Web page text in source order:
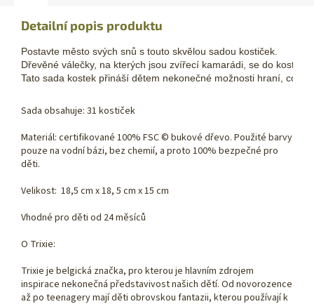
Detailní popis produktu
Postavte město svých snů s touto skvělou sadou kostiček.
Dřevěné válečky, na kterých jsou zvířecí kamarádi, se do kostek
Tato sada kostek přináší dětem nekonečné možnosti hraní, což
Sada obsahuje: 31 kostiček
Materiál: certifikované 100% FSC © bukové dřevo. Použité barvy
pouze na vodní bázi, bez chemií, a proto 100% bezpečné pro
děti.
Velikost: 18,5 cm x 18, 5 cm x 15 cm
Vhodné pro děti od 24 měsíců
O Trixie:
Trixie je belgická značka, pro kterou je hlavním zdrojem
inspirace nekonečná představivost našich dětí. Od novorozence
až po teenagery mají děti obrovskou fantazii, kterou používají k